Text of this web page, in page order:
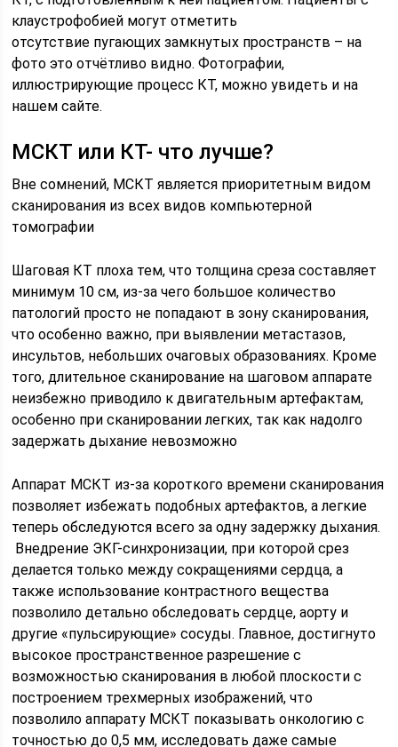
клаустрофобией могут отметить
отсутствие пугающих замкнутых пространств – на
фото это отчётливо видно. Фотографии,
иллюстрирующие процесс КТ, можно увидеть и на
нашем сайте.
МСКТ или КТ- что лучше?
Вне сомнений, МСКТ является приоритетным видом
сканирования из всех видов компьютерной
томографии
Шаговая КТ плоха тем, что толщина среза составляет
минимум 10 см, из-за чего большое количество
патологий просто не попадают в зону сканирования,
что особенно важно, при выявлении метастазов,
инсультов, небольших очаговых образованиях. Кроме
того, длительное сканирование на шаговом аппарате
неизбежно приводило к двигательным артефактам,
особенно при сканировании легких, так как надолго
задержать дыхание невозможно
Аппарат МСКТ из-за короткого времени сканирования
позволяет избежать подобных артефактов, а легкие
теперь обследуются всего за одну задержку дыхания.
Внедрение ЭКГ-синхронизации, при которой срез
делается только между сокращениями сердца, а
также использование контрастного вещества
позволило детально обследовать сердце, аорту и
другие «пульсирующие» сосуды. Главное, достигнуто
высокое пространственное разрешение с
возможностью сканирования в любой плоскости с
построением трехмерных изображений, что
позволило аппарату МСКТ показывать онкологию с
точностью до 0,5 мм, исследовать даже самые